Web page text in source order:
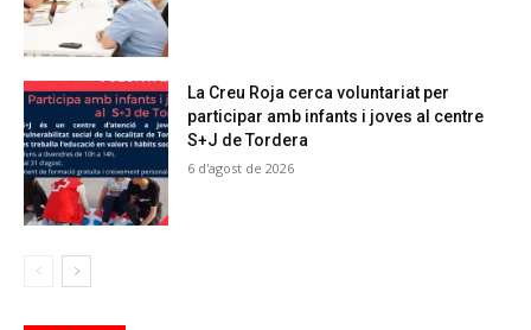
La Creu Roja cerca voluntariat per
participar amb infants i joves al centre
S+J de Tordera
6 d'agost de 2026